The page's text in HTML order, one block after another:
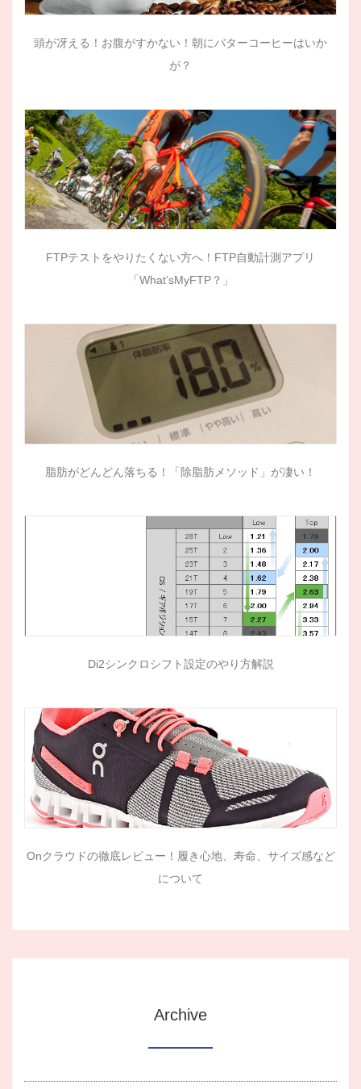
頭が冴える！お腹がすかない！朝にバターコーヒーはいか
が？
FTPテストをやりたくない方へ！FTP自動計測アプリ
「What’sMyFTP？」
脂肪がどんどん落ちる！「除脂肪メソッド」が凄い！
Di2シンクロシフト設定のやり方解説
Onクラウドの徹底レビュー！履き心地、寿命、サイズ感など
について
Archive